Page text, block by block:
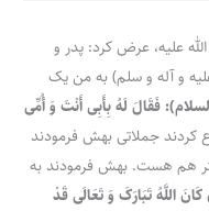
علیه، عرض کرد: پدر و
و آله و سلم) به من یک
فَقَالَ لَهُ بِأَبِی أَنْتَ وَ أُمِّی
جملاتی بهش فرمودند
هم هست. بهش فرمودند به
کَانَ اللَّهُ تَبَارَکَ وَ تَعَالَى قَدْ